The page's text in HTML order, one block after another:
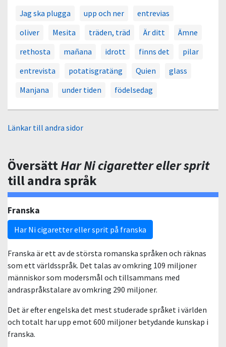
Jag ska plugga upp och ner
entrevias
oliver
Mesita träden, träd Är ditt
Ämne
rethosta
mañana idrott finns det
pilar
entrevista
potatisgratäng Quien
glass
Manjana
under tiden födelsedag
Länkar till andra sidor
ÖversättHar Ni cigaretter eller sprit
till andra språk
Franska
Har Ni cigaretter eller sprit på franska
Franska är ett av de största romanska språken och räknas
som ett världsspråk. Det talas av omkring 109 miljoner
människor som modersmål och tillsammans med
andraspråkstalare av omkring 290 miljoner.
Det är efter engelska det mest studerade språket i världen
och totalt har upp emot 600 miljoner betydande kunskap i
franska.